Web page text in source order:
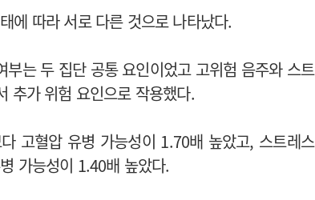
에 따라 서로 다른 것으로 나타났다.
는 두 집단 공통 요인이었고 고위험 음주와 스트
추가 위험 요인으로 작용했다.
고혈압 유병 가능성이 1.70배 높았고, 스트레스
가능성이 1.40배 높았다.